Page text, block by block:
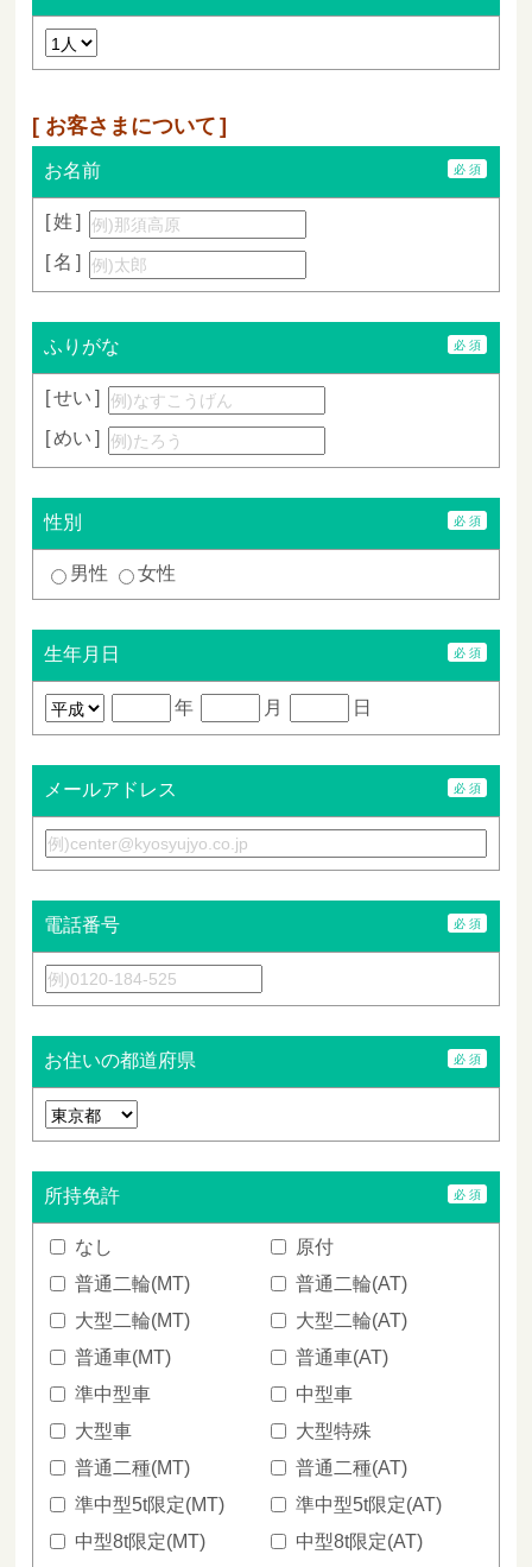
お客さまについて
お名前
姓
名
ふりがな
せい
めい
性別
男性 女性
生年月日
年 月 日
メールアドレス
電話番号
お住いの都道府県
所持免許
なし
原付
普通二輪(MT)
普通二輪(AT)
大型二輪(MT)
大型二輪(AT)
普通車(MT)
普通車(AT)
準中型車
中型車
大型車
大型特殊
普通二種(MT)
普通二種(AT)
準中型5t限定(MT)
準中型5t限定(AT)
中型8t限定(MT)
中型8t限定(AT)